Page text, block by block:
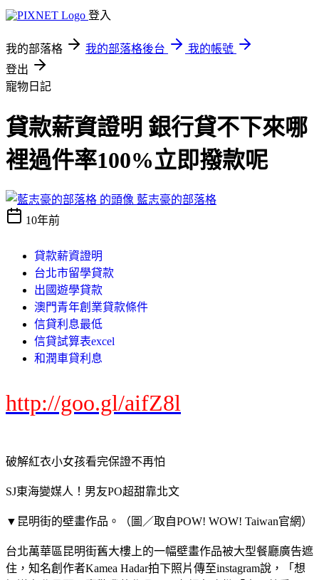
登入
我的部落格 我的部落格後台
我的帳號
登出
寵物日記
貸款薪資證明 銀行貸不下來哪
裡過件率100%立即撥款呢
藍志豪的部落格
10年前
貸款薪資證明
台北市留學貸款
出國遊學貸款
澳門青年創業貸款條件
信貸利息最低
信貸試算表excel
和潤車貸利息
http://goo.gl/aifZ8l
破解紅衣小女孩看完保證不再怕
SJ東海變媒人！男友PO超甜靠北文
▼昆明街的壁畫作品。（圖／取自POW! WOW! Taiwan官網）
台北萬華區昆明街舊大樓上的一幅壁畫作品被大型餐廳廣告遮
住，知名創作者Kamea Hadar拍下照片傳至instagram說，「想